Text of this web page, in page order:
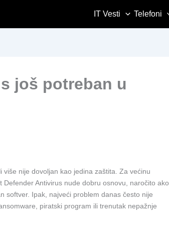
IT Vesti Telefoni
još potreban u
nije dovoljan kao jedina zaštita. Za većinu
Antivirus nude dobru osnovu, naročito ako
softver. Ipak, najveći problem danas često nije
piratski program ili trenutak nepažnje